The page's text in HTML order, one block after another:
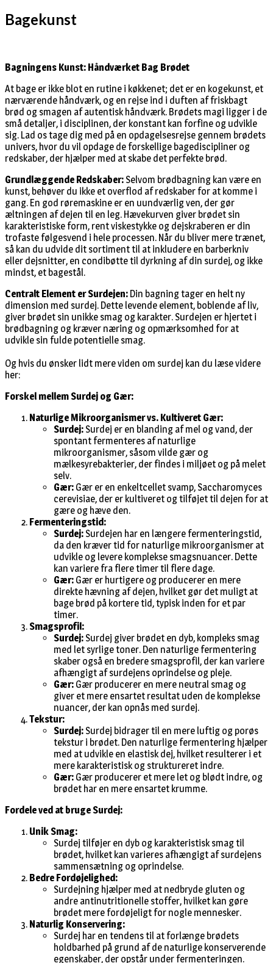
Bagekunst
Bagningens Kunst: Håndværket Bag Brødet
At bage er ikke blot en rutine i køkkenet; det er en kogekunst, et
nærværende håndværk, og en rejse ind i duften af friskbagt
brød og smagen af autentisk håndværk. Brødets magi ligger i de
små detaljer, i disciplinen, der konstant kan forfine og udvikle
sig. Lad os tage dig med på en opdagelsesrejse gennem brødets
univers, hvor du vil opdage de forskellige bagediscipliner og
redskaber, der hjælper med at skabe det perfekte brød.
Grundlæggende Redskaber: Selvom brødbagning kan være en
kunst, behøver du ikke et overflod af redskaber for at komme i
gang. En god røremaskine er en uundværlig ven, der gør
æltningen af dejen til en leg. Hævekurven giver brødet sin
karakteristiske form, rent viskestykke og dejskraberen er din
trofaste følgesvend i hele processen. Når du bliver mere trænet,
så kan du udvide dit sortiment til at inkludere en barberkniv
eller dejsnitter, en condibøtte til dyrkning af din surdej, og ikke
mindst, et bagestål.
Centralt Element er Surdejen: Din bagning tager en helt ny
dimension med surdej. Dette levende element, boblende af liv,
giver brødet sin unikke smag og karakter. Surdejen er hjertet i
brødbagning og kræver næring og opmærksomhed for at
udvikle sin fulde potentielle smag.
Og hvis du ønsker lidt mere viden om surdej kan du læse videre
her:
Forskel mellem Surdej og Gær:
Naturlige Mikroorganismer vs. Kultiveret Gær:
Surdej: Surdej er en blanding af mel og vand, der
spontant fermenteres af naturlige
mikroorganismer, såsom vilde gær og
mælkesyrebakterier, der findes i miljøet og på melet
selv.
Gær: Gær er en enkeltcellet svamp, Saccharomyces
cerevisiae, der er kultiveret og tilføjet til dejen for at
gære og hæve den.
Fermenteringstid:
Surdej: Surdejen har en længere fermenteringstid,
da den kræver tid for naturlige mikroorganismer at
udvikle og levere komplekse smagsnuancer. Dette
kan variere fra flere timer til flere dage.
Gær: Gær er hurtigere og producerer en mere
direkte hævning af dejen, hvilket gør det muligt at
bage brød på kortere tid, typisk inden for et par
timer.
Smagsprofil:
Surdej: Surdej giver brødet en dyb, kompleks smag
med let syrlige toner. Den naturlige fermentering
skaber også en bredere smagsprofil, der kan variere
afhængigt af surdejens oprindelse og pleje.
Gær: Gær producerer en mere neutral smag og
giver et mere ensartet resultat uden de komplekse
nuancer, der kan opnås med surdej.
Tekstur:
Surdej: Surdej bidrager til en mere luftig og porøs
tekstur i brødet. Den naturlige fermentering hjælper
med at udvikle en elastisk dej, hvilket resulterer i et
mere karakteristisk og struktureret indre.
Gær: Gær producerer et mere let og blødt indre, og
brødet har en mere ensartet krumme.
Fordele ved at bruge Surdej:
Unik Smag:
Surdej tilføjer en dyb og karakteristisk smag til
brødet, hvilket kan varieres afhængigt af surdejens
sammensætning og oprindelse.
Bedre Fordøjelighed:
Surdejning hjælper med at nedbryde gluten og
andre antinutritionelle stoffer, hvilket kan gøre
brødet mere fordøjeligt for nogle mennesker.
Naturlig Konservering:
Surdej har en tendens til at forlænge brødets
holdbarhed på grund af de naturlige konserverende
egenskaber, der opstår under fermenteringen.